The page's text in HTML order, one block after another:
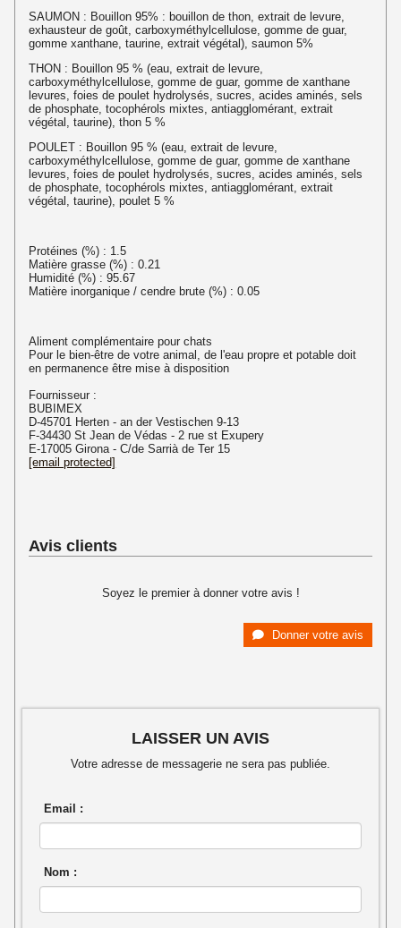
SAUMON : Bouillon 95% : bouillon de thon, extrait de levure,
exhausteur de goût, carboxyméthylcellulose, gomme de guar,
gomme xanthane, taurine, extrait végétal), saumon 5%
THON : Bouillon 95 % (eau, extrait de levure,
carboxyméthylcellulose, gomme de guar, gomme de xanthane
levures, foies de poulet hydrolysés, sucres, acides aminés, sels
de phosphate, tocophérols mixtes, antiagglomérant, extrait
végétal, taurine), thon 5 %
POULET : Bouillon 95 % (eau, extrait de levure,
carboxyméthylcellulose, gomme de guar, gomme de xanthane
levures, foies de poulet hydrolysés, sucres, acides aminés, sels
de phosphate, tocophérols mixtes, antiagglomérant, extrait
végétal, taurine), poulet 5 %
Protéines (%) : 1.5
Matière grasse (%) : 0.21
Humidité (%) : 95.67
Matière inorganique / cendre brute (%) : 0.05
Aliment complémentaire pour chats
Pour le bien-être de votre animal, de l'eau propre et potable doit
en permanence être mise à disposition
Fournisseur :
BUBIMEX
D-45701 Herten - an der Vestischen 9-13
F-34430 St Jean de Védas - 2 rue st Exupery
E-17005 Girona - C/de Sarrià de Ter 15
[email protected]
Avis clients
Soyez le premier à donner votre avis !
Donner votre avis
LAISSER UN AVIS
Votre adresse de messagerie ne sera pas publiée.
Email :
Nom :